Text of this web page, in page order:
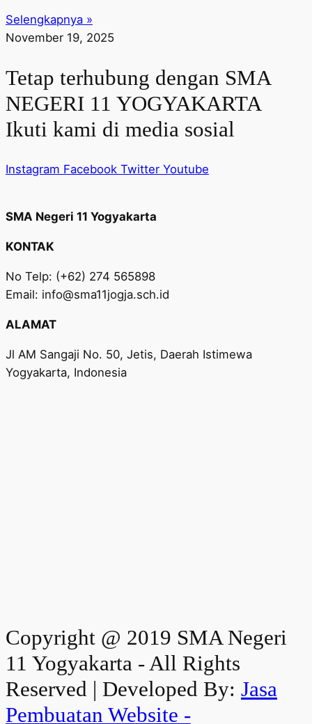
Selengkapnya »
November 19, 2025
Tetap terhubung dengan SMA
NEGERI 11 YOGYAKARTA
Ikuti kami di media sosial
Instagram Facebook Twitter Youtube
SMA Negeri 11 Yogyakarta
KONTAK
No Telp: (+62) 274 565898
Email: info@sma11jogja.sch.id
ALAMAT
Jl AM Sangaji No. 50, Jetis, Daerah Istimewa
Yogyakarta, Indonesia
Copyright @ 2019 SMA Negeri
11 Yogyakarta - All Rights
Reserved | Developed By: Jasa
Pembuatan Website -